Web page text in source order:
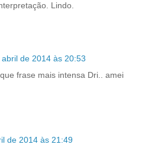
Lindo.
de 2014 às 20:53
frase mais intensa Dri.. amei
de 2014 às 21:49